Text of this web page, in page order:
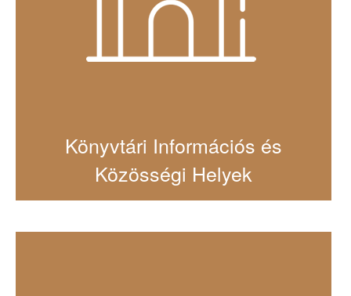
Könyvtári Információs és
Közösségi Helyek